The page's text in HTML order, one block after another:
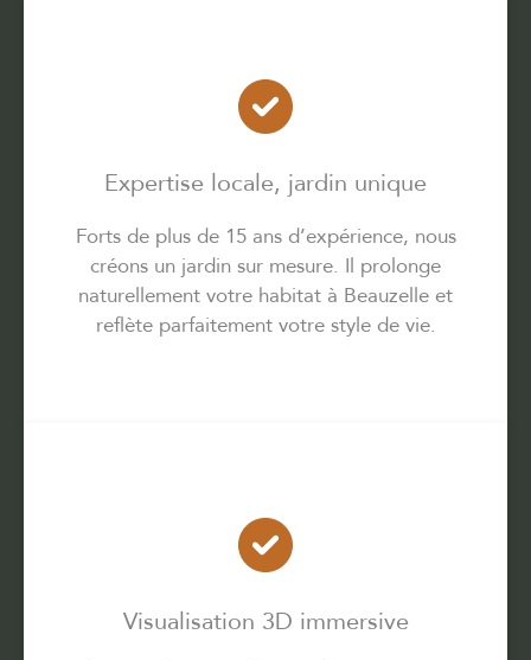
Expertise locale, jardin unique
Forts de plus de 15 ans d’expérience, nous
créons un jardin sur mesure. Il prolonge
naturellement votre habitat à Beauzelle et
reflète parfaitement votre style de vie.
Visualisation 3D immersive